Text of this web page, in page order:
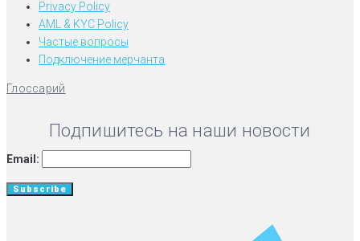
Privacy Policy
AML & KYC Policy
Частые вопросы
Подключение мерчанта
Глоссарий
Подпишитесь на наши новости
Email: